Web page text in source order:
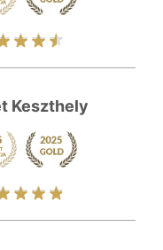
Keszthely